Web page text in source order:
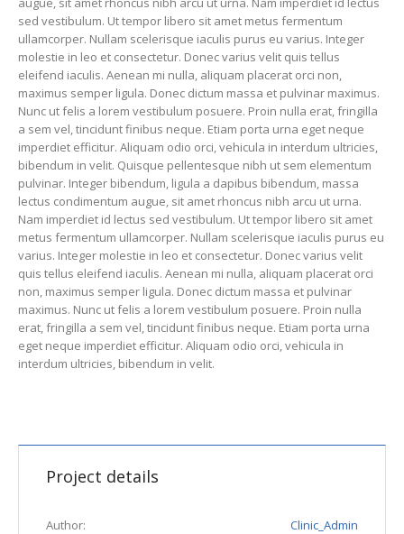
sed vestibulum. Ut tempor libero sit amet metus fermentum
ullamcorper. Nullam scelerisque iaculis purus eu varius. Integer
molestie in leo et consectetur. Donec varius velit quis tellus
eleifend iaculis. Aenean mi nulla, aliquam placerat orci non,
maximus semper ligula. Donec dictum massa et pulvinar maximus.
Nunc ut felis a lorem vestibulum posuere. Proin nulla erat, fringilla
a sem vel, tincidunt finibus neque. Etiam porta urna eget neque
imperdiet efficitur. Aliquam odio orci, vehicula in interdum ultricies,
bibendum in velit. Quisque pellentesque nibh ut sem elementum
pulvinar. Integer bibendum, ligula a dapibus bibendum, massa
lectus condimentum augue, sit amet rhoncus nibh arcu ut urna.
Nam imperdiet id lectus sed vestibulum. Ut tempor libero sit amet
metus fermentum ullamcorper. Nullam scelerisque iaculis purus eu
varius. Integer molestie in leo et consectetur. Donec varius velit
quis tellus eleifend iaculis. Aenean mi nulla, aliquam placerat orci
non, maximus semper ligula. Donec dictum massa et pulvinar
maximus. Nunc ut felis a lorem vestibulum posuere. Proin nulla
erat, fringilla a sem vel, tincidunt finibus neque. Etiam porta urna
eget neque imperdiet efficitur. Aliquam odio orci, vehicula in
interdum ultricies, bibendum in velit.
Project details
Author:
Clinic_Admin